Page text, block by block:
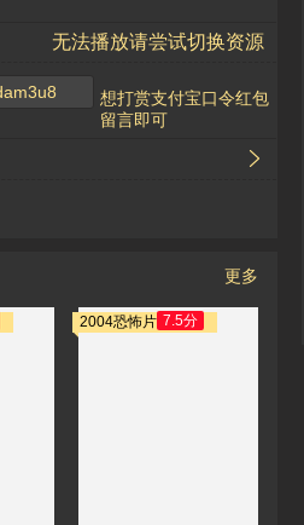
无法播放请尝试切换资源
想打赏支付宝口令红包
留言即可
更多
2004恐怖片 7.5分